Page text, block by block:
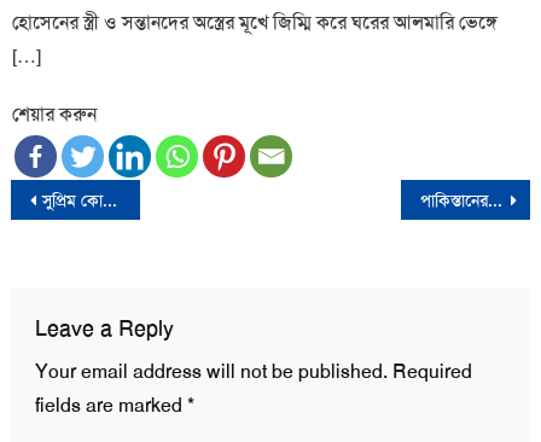
হোসেনের স্ত্রী ও সন্তানদের অস্ত্রের মূখে জিম্মি করে ঘরের আলমারি ভেঙ্গে
[…]
শেয়ার করুন
Post
সুপ্রিম কোর্ট বার নির্বাচনে মারামারি: ব্যারিস্টার রুহুল কুদ্দুস কাজল গ্রেফতার পাকিস্তানের প্রেসিডেন্ট নির্বাচিত হলেন আসিফ আলী জারদারী
Leave a Reply
Your email address will not be published. Required
fields are marked *